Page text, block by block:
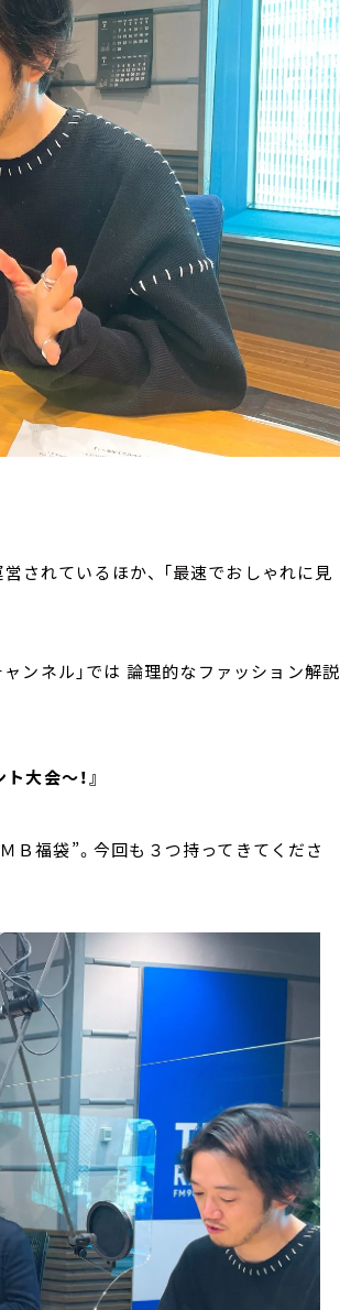
れているほか、 「最速でおしゃれに見
ンネル」では 論理的なファッション解説
大会～！』
福袋”。今回も３つ持ってきてくださ